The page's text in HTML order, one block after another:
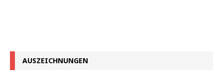
AUSZEICHNUNGEN